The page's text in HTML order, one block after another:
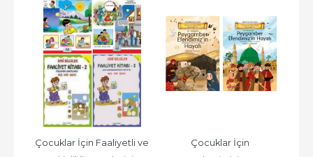
Çocuklar İçin Faaliyetli ve
Çocuklar İçin